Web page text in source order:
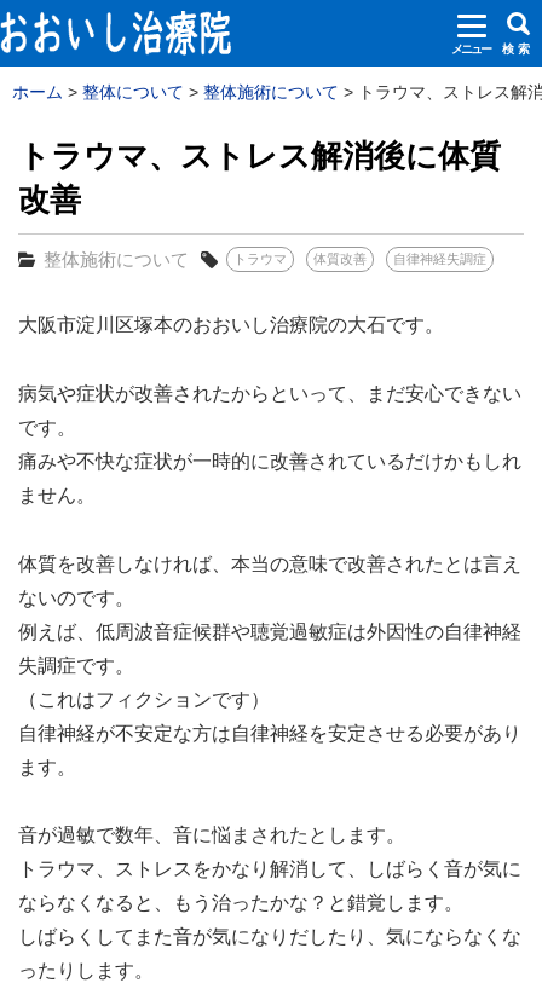
メニュー 検 索
ホーム 整体について 整体施術について トラウマ、ストレス解
トラウマ、ストレス解消後に体質
改善
整体施術について トラウマ 体質改善 自律神経失調症
大阪市淀川区塚本のおおいし治療院の大石です。
病気や症状が改善されたからといって、まだ安心できない
です。
痛みや不快な症状が一時的に改善されているだけかもしれ
ません。
体質を改善しなければ、本当の意味で改善されたとは言え
ないのです。
例えば、低周波音症候群や聴覚過敏症は外因性の自律神経
失調症です。
（これはフィクションです）
自律神経が不安定な方は自律神経を安定させる必要があり
ます。
音が過敏で数年、音に悩まされたとします。
トラウマ、ストレスをかなり解消して、しばらく音が気に
ならなくなると、もう治ったかな？と錯覚します。
しばらくしてまた音が気になりだしたり、気にならなくな
ったりします。